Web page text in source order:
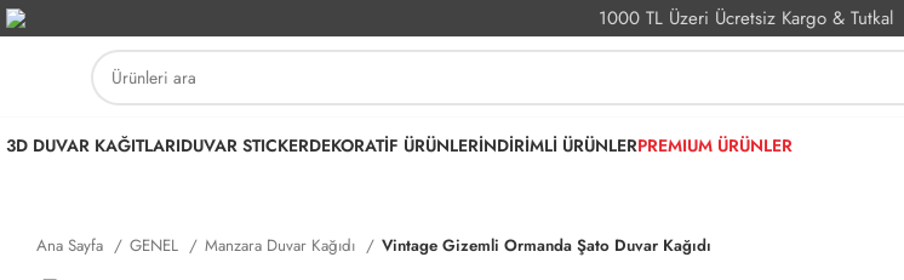
1000 TL Üzeri Ücretsiz Kargo & Tutkal
3D DUVAR KAĞITLARIDUVAR STICKERDEKORATİF ÜRÜNLERİNDİRİMLİ ÜRÜNLERPREMIUM ÜRÜNLER
Ana Sayfa GENEL Manzara Duvar Kağıdı Vintage Gizemli Ormanda Şato Duvar Kağıdı